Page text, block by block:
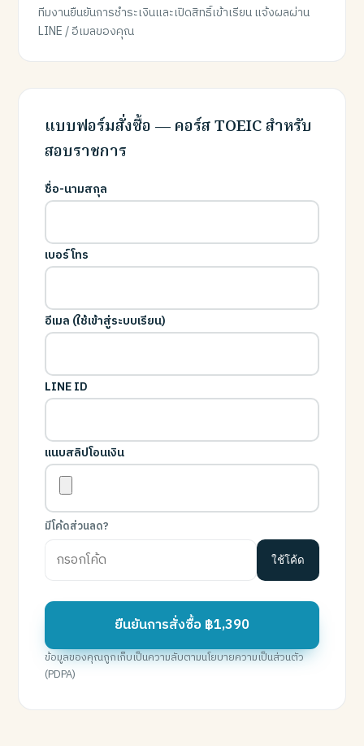
ทีมงานยืนยันการชำระเงินและเปิดสิทธิ์เข้าเรียน แจ้งผลผ่าน
LINE / อีเมลของคุณ
แบบฟอร์มสั่งซื้อ — คอร์ส TOEIC สำหรับ
สอบราชการ
ชื่อ-นามสกุล
เบอร์โทร
อีเมล (ใช้เข้าสู่ระบบเรียน)
LINE ID
แนบสลิปโอนเงิน
มีโค้ดส่วนลด?
ใช้โค้ด
ยืนยันการสั่งซื้อ ฿1,390
ข้อมูลของคุณถูกเก็บเป็นความลับตามนโยบายความเป็นส่วนตัว
(PDPA)